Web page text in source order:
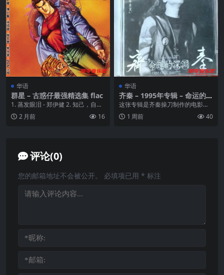
华语
群星 – 古惑仔最强精选集 flac
1. 蒸发眼泪 - 郑伊健 2. 知己，自己
- 风火海郑伊...
2 月前 16
华语
齐秦 – 1995年专辑 – 命运的深
渊(去年冬天电影原声) Flac
这张专辑是齐秦操刀制作的电影原
声大碟，专辑中“压抑”的感觉被再度
加深，齐秦为电影...
1 周前 40
评论(0)
您的邮箱地址不会被公开。 必填项已用 * 标注